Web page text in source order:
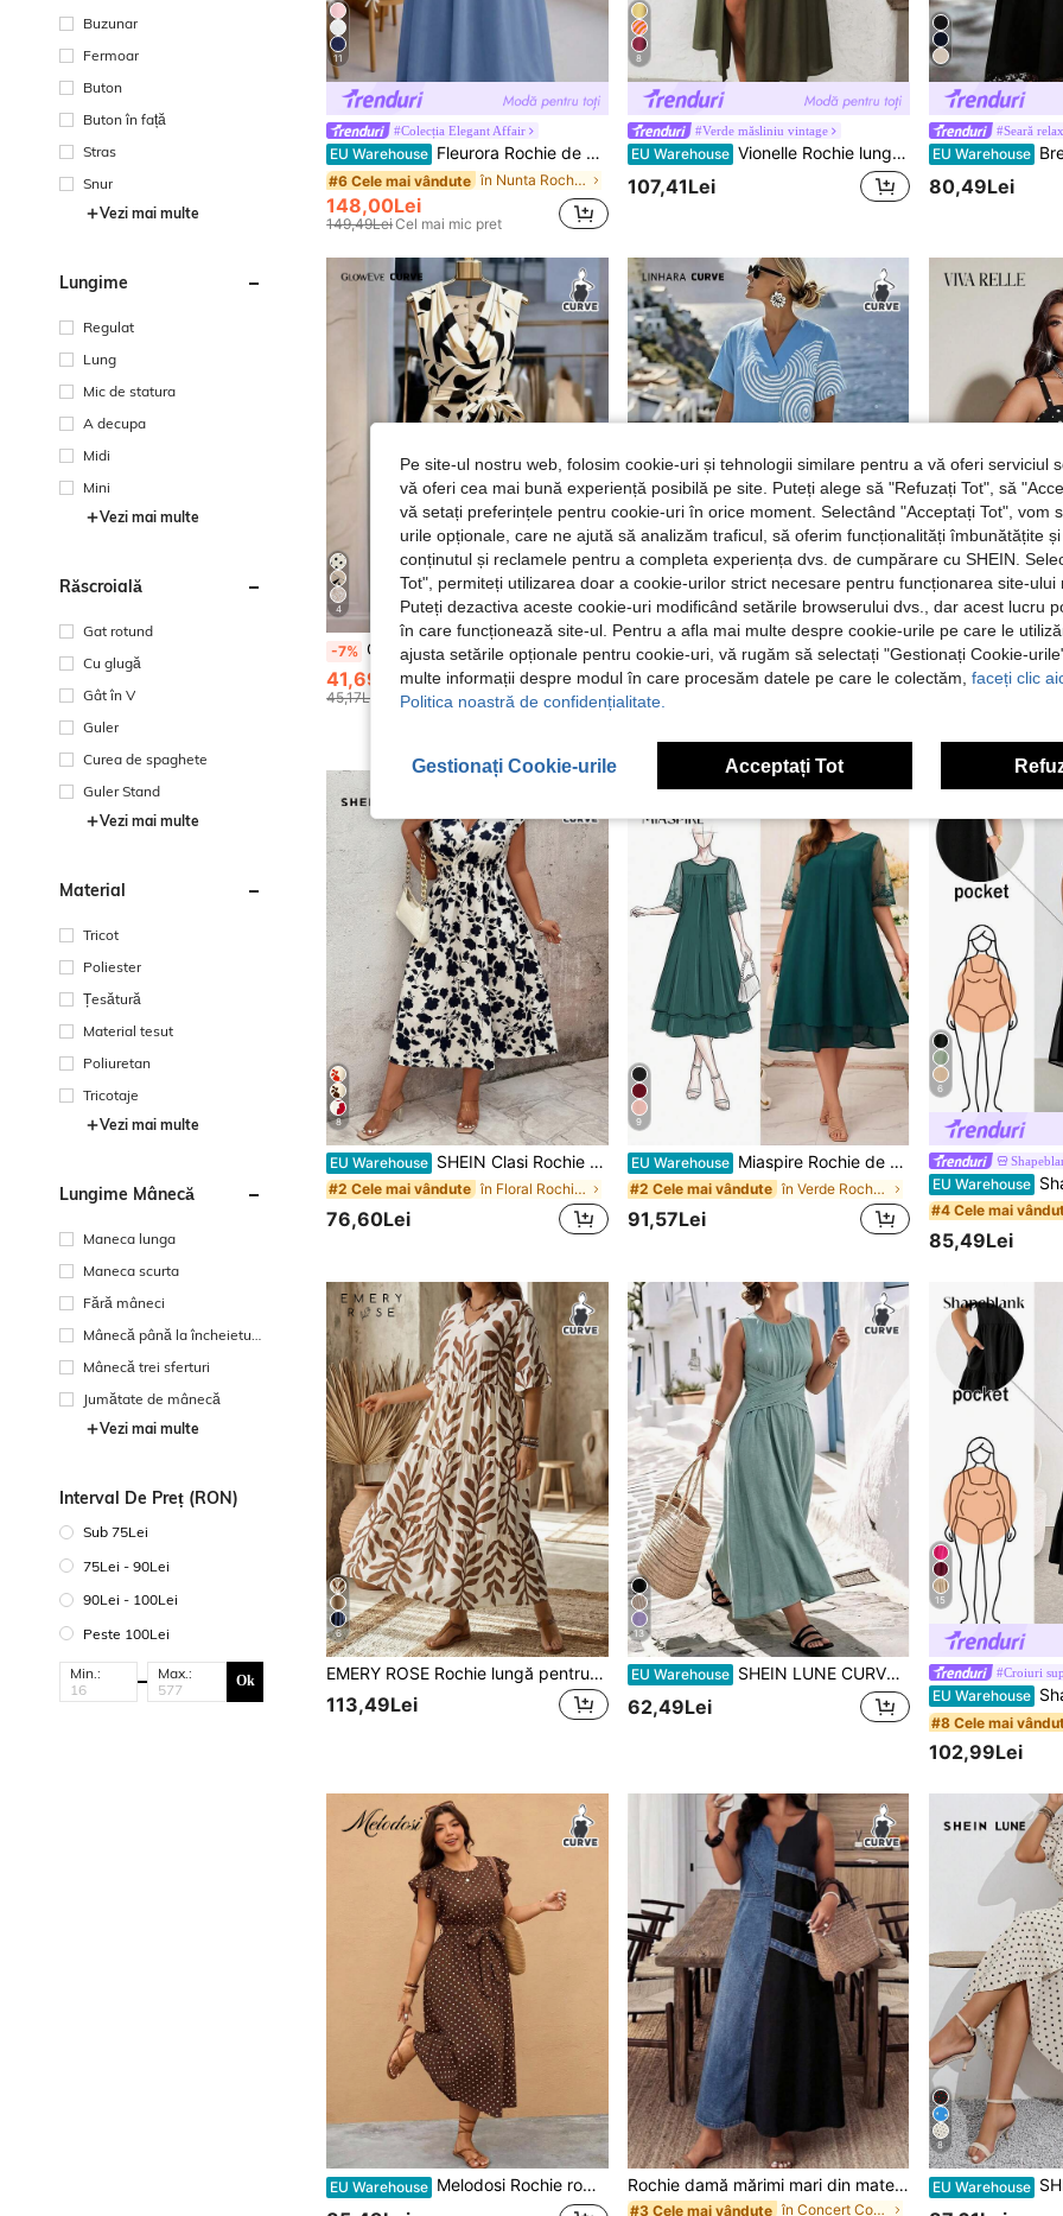
Buzunar
Fermoar
Buton
Buton în față
Stras
Snur
Vezi mai multe
Lungime
Regulat
Lung
Mic de statura
A decupa
Midi
Mini
Vezi mai multe
Răscroială
Gat rotund
Cu glugă
Gât în V
Guler
Curea de spaghete
Guler Stand
Vezi mai multe
Material
Tricot
Poliester
Țesătură
Material tesut
Poliuretan
Tricotaje
Vezi mai multe
Lungime Mânecă
Maneca lunga
Maneca scurta
Fără mâneci
Mânecă până la încheietur
a mâinii
Mânecă trei sferturi
Jumătate de mânecă
Vezi mai multe
Interval De Preț (RON)
Sub 75Lei
75Lei - 90Lei
90Lei - 100Lei
Peste 100Lei
Min.: Max.: Ok
11
#Colecția Elegant Affair
EU Warehouse Fleurora Rochie de damă mărimi mari, albastru Haze, din dantelă cu flori 3D, strălucitoare, pentru primăvară/vară, croială curve, pentru nuntă, petrecere de seară, banchet oficial, cocktail, petrecere, absolvire, petrecere de zi de naștere și alte ocazii formale, colecție fashion
#6 Cele mai vândute în Nunta Rochii marimi mari
148,00Lei
149,49LeiCel mai mic pret
8
#Verde măsliniu vintage
EU Warehouse Vionelle Rochie lungă A-line pentru femei mărimi mari, primăvară/vară, stil elegant francez, casual de zi cu zi, cu guler de blazer, talie strânsă, centură decorativă cu cataramă D-ring argintie și nasturi metalici
107,41Lei
EU Warehouse Breezaya
80,49Lei
4
-7% GlowEve CURVE Rochie de damă Plus Size, cu decolteu adânc, model geometric, casual, elegantă, boemă, fără mâneci, potrivită pentru naveta, purtare zilnică, vacanță, primăvară/vară
41,69Lei
45,17Lei Cel mai mic pret
Linhara CURVE
EU Warehouse -1% Linhara CURVE Rochie albă pentru femei mărimi mari, din material țesut, stil country denim, pentru vară, fashion, pentru festival de muzică, cu aplicații, mâneci bufante, talie strânsă și tiv încrucișat
92,06Lei
10
VIVA
8
EU Warehouse SHEIN Clasi Rochie Casual Femei Cu Imprimare Floral Cu Cravata In Talie, Eleganta De Vacanta
#2 Cele mai vândute în Floral Rochii marimi mari
76,60Lei
9
EU Warehouse Miaspire Rochie de vară elegantă, simplă, casual, cu dantelă și patchwork, cu guler rotund, Plus Size
#2 Cele mai vândute în Verde Rochii marimi mari
91,57Lei
6
EU Warehouse Shapeblank Rochie de damă de
#4 Cele mai
85,49Lei
6
EMERY ROSE Rochie lungă pentru femei, mărime mare, cu imprimeu, decolteu în V și mânecă 3/4
113,49Lei
13
EU Warehouse SHEIN LUNE CURVE Rochie de plajă fără mâneci, culoare solidă, cu guler rotund, înfășurată, casual, pentru vacanță, la țară
62,49Lei
15
#Croiuri
EU Warehouse Shapeblank Rochie midi neagră
#8 Cele mai
102,99Lei
EU Warehouse Melodosi Rochie romantică de damă mărimi mari, casual minimalistă, vintage, cu imprimeu în buline, volane și mânecă scurtă, potrivită pentru vară, întâlniri și petreceri Rochie damă mărimi mari din material țesut cu imprimeu denim fals, decolteu în V, casual pentru acasă, elegantă de vară
#3 Cele mai vândute în Concert Country Rochii marimi mari
8
EU Warehouse SHEIN LUNE
Pe site-ul nostru web, folosim cookie-uri și tehnologii similare pentru a vă oferi serviciul
vă oferi cea mai bună experiență posibilă pe site. Puteți alege să "Refuzați Tot", să
vă setați preferințele pentru cookie-uri în orice moment. Selectând "Acceptați Tot", vom
urile opționale, care ne ajută să analizăm traficul, să oferim funcționalități îmbunătățite
conținutul și reclamele pentru a completa experiența dvs. de cumpărare cu SHEIN.
Tot", permiteți utilizarea doar a cookie-urilor strict necesare pentru funcționarea site-ului
Puteți dezactiva aceste cookie-uri modificând setările browserului dvs., dar acest lucru
în care funcționează site-ul. Pentru a afla mai multe despre cookie-urile pe care le
ajusta setările opționale pentru cookie-uri, vă rugăm să selectați "Gestionați Cookie-
multe informații despre modul în care procesăm datele pe care le colectăm, faceți clic
Politica noastră de confidențialitate.
Gestionați Cookie-urile Acceptați Tot